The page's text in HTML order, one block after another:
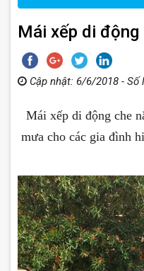
Mái xếp di
Cập nhật: 6/6/2018 -
Mái xếp di động che
mưa cho các gia đình